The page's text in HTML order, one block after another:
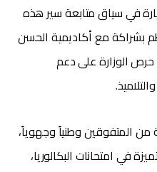
في سياق متابعة سير هذه
بشراكة مع أكاديمية الحسن
حرص الوزارة على دعم
المتفوقين وطنياً وجهوياً،
في امتحانات البكالوريا،